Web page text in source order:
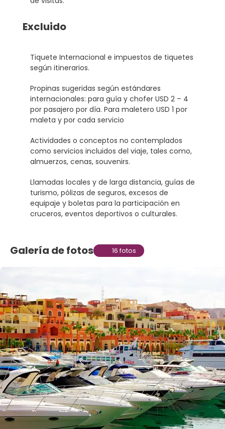
Excluido
Tiquete Internacional e impuestos de tiquetes
según itinerarios.
Propinas sugeridas según estándares
internacionales: para guía y chofer USD 2 – 4
por pasajero por día. Para maletero USD 1 por
maleta y por cada servicio
Actividades o conceptos no contemplados
como servicios incluidos del viaje, tales como,
almuerzos, cenas, souvenirs.
Llamadas locales y de larga distancia, guías de
turismo, pólizas de seguros, excesos de
equipaje y boletas para la participación en
cruceros, eventos deportivos o culturales.
Galería de fotos 16 fotos